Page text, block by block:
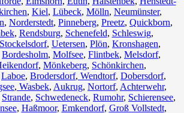
, Kiel, Lübeck, Mölln, Neumünster,
, Norderstedt, Pinneberg, Preetz, Quickborn,
, Rendsburg, Schenefeld, Schleswig,
Stockelsdorf, Uetersen, Plön, Kronshagen,
Bordesholm, Molfsee, Flintbek, Melsdorf,
, Mönkeberg, Schönkirchen,
Laboe, Brodersdorf, Wendtorf, Dobersdorf,
, Wasbek, Aukrug, Nortorf, Achterwehr,
Strande, Schwedeneck, Rumohr, Schierensee,
, Haßmoor, Emkendorf, Groß Vollstedt,